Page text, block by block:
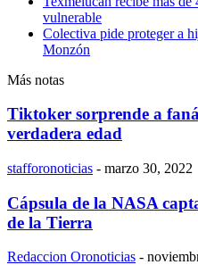
vulnerable
Colectiva pide proteger a
Monzón
Más notas
Tiktoker sorprende a
verdadera edad
stafforonoticias - marzo 30, 2022
Cápsula de la NASA
de la Tierra
Redaccion Oronoticias -